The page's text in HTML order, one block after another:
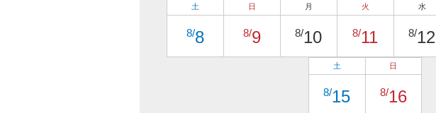
土
8/8
日
8/9
月
8/10
火
8/11
水
8/12
土
8/15
日
8/16